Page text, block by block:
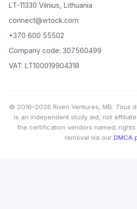
LT-11330 Vilnius, Lithuania
connect@wtock.com
+370 600 55502
Company code: 307560499
VAT: LT100019904318
© 2016–2026 Riven Ventures, MB. Tous
is an independent study aid, not
the certification vendors named;
removal via our DMCA